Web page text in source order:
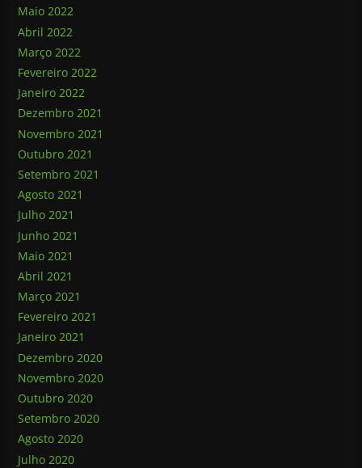
Maio 2022
Abril 2022
Março 2022
Fevereiro 2022
Janeiro 2022
Dezembro 2021
Novembro 2021
Outubro 2021
Setembro 2021
Agosto 2021
Julho 2021
Junho 2021
Maio 2021
Abril 2021
Março 2021
Fevereiro 2021
Janeiro 2021
Dezembro 2020
Novembro 2020
Outubro 2020
Setembro 2020
Agosto 2020
Julho 2020